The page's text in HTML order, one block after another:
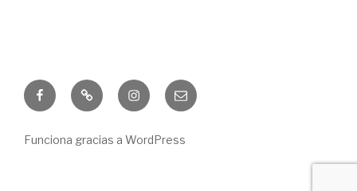
FacebookFreebie InstagramCorreo
electrónico
Funciona gracias a WordPress